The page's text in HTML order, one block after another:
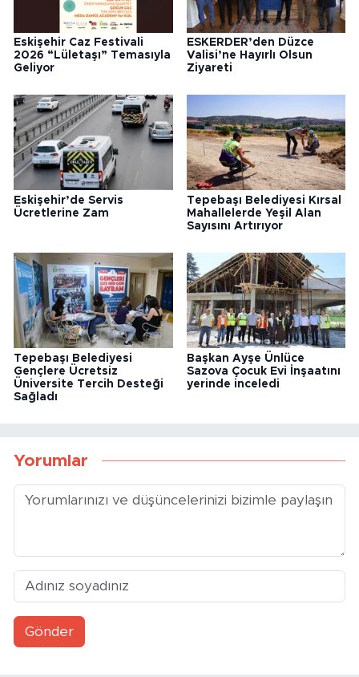
Eskişehir Caz Festivali
2026 “Lületaşı” Temasıyla
Geliyor
ESKERDER’den Düzce
Valisi’ne Hayırlı Olsun
Ziyareti
Eskişehir’de Servis
Ücretlerine Zam
Tepebaşı Belediyesi Kırsal
Mahallelerde Yeşil Alan
Sayısını Artırıyor
Tepebaşı Belediyesi
Gençlere Ücretsiz
Üniversite Tercih Desteği
Sağladı
Başkan Ayşe Ünlüce
Sazova Çocuk Evi İnşaatını
yerinde inceledi
Yorumlar
Gönder